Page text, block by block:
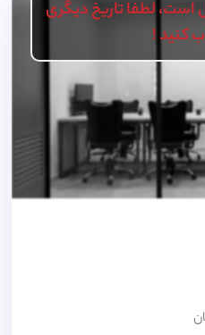
لطفا تاریخ دیگری
کنید !